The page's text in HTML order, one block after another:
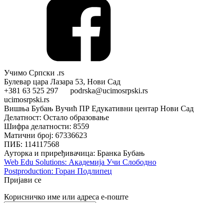
Учимо Српски .rs
Булевар цара Лазара 53, Нови Сад
+381 63 525 297 podrska@ucimosrpski.rs
ucimosrpski.rs
Вишња Бубањ Вучић ПР Едукативни центар Нови Сад
Делатност: Остало образовање
Шифра делатности: 8559
Матични број: 67336623
ПИБ: 114117568
Ауторка и приређивачица: Бранка Бубањ
Web Edu Solutions: Академија Учи Слободно
Postproduction: Горан Подлипец
Пријави се
Корисничко име или адреса е-поште